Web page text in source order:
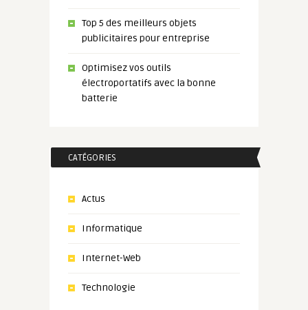
Top 5 des meilleurs objets
publicitaires pour entreprise
Optimisez vos outils
électroportatifs avec la bonne
batterie
CATÉGORIES
Actus
Informatique
Internet-Web
Technologie